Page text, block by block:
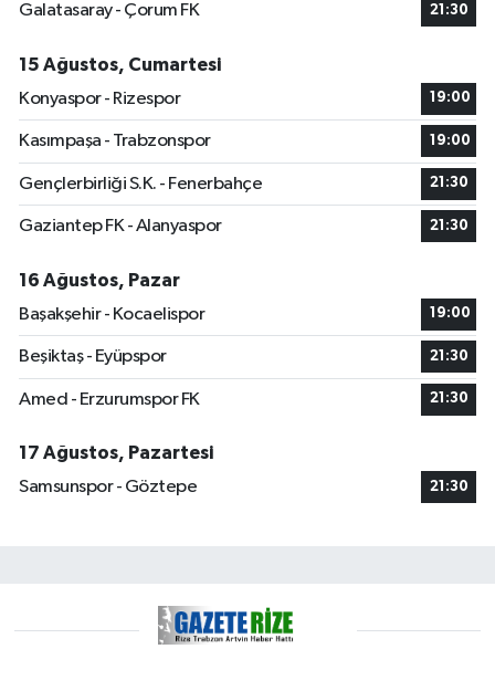
Galatasaray - Çorum FK
21:30
15 Ağustos, Cumartesi
Konyaspor - Rizespor
19:00
Kasımpaşa - Trabzonspor 19:00
Gençlerbirliği S.K. - Fenerbahçe 21:30
Gaziantep FK - Alanyaspor 21:30
16 Ağustos, Pazar
Başakşehir - Kocaelispor
19:00
Beşiktaş - Eyüpspor 21:30
Amed - Erzurumspor FK 21:30
17 Ağustos, Pazartesi
Samsunspor - Göztepe
21:30